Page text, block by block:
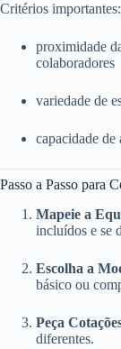
Critérios importantes:
proximidade
colaboradores
variedade de
capacidade
Passo a Passo para
Mapeie a
incluídos e se
Escolha a
básico ou
Peça
diferentes.